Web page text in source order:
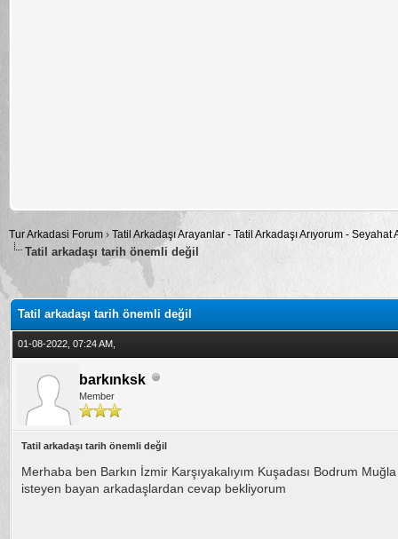
Tur Arkadasi Forum › Tatil Arkadaşı Arayanlar - Tatil Arkadaşı Arıyorum -
Tatil arkadaşı tarih önemli değil
5
Tatil arkadaşı tarih önemli değil
01-08-2022, 07:24 AM,
barkınksk
Member
Tatil arkadaşı tarih önemli değil
Merhaba ben Barkın İzmir Karşıyakalıyım Kuşadası Bodrum
isteyen bayan arkadaşlardan cevap bekliyorum